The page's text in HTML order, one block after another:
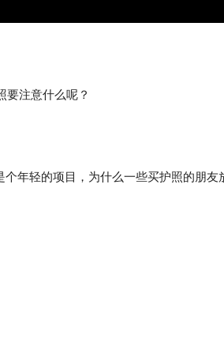
要注意什么呢？
年轻的项目，为什么一些买护照的朋